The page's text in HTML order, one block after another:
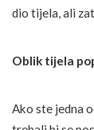
dio tijela, ali
Oblik tijela
Ako ste jedna